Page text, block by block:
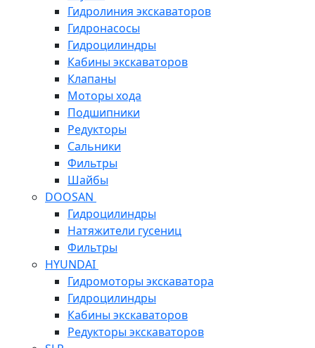
Гидролиния экскаваторов
Гидронасосы
Гидроцилиндры
Кабины экскаваторов
Клапаны
Моторы хода
Подшипники
Редукторы
Сальники
Фильтры
Шайбы
DOOSAN
Гидроцилиндры
Натяжители гусениц
Фильтры
HYUNDAI
Гидромоторы экскаватора
Гидроцилиндры
Кабины экскаваторов
Редукторы экскаваторов